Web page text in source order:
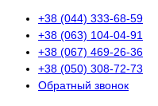
+38 (044) 333-68-59
+38 (063) 104-04-91
+38 (067) 469-26-36
+38 (050) 308-72-73
Обратный звонок